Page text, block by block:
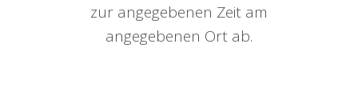
zur angegebenen Zeit am
angegebenen Ort ab.